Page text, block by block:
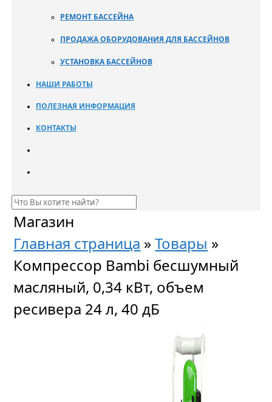
РЕМОНТ БАССЕЙНА
ПРОДАЖА ОБОРУДОВАНИЯ ДЛЯ БАССЕЙНОВ
УСТАНОВКА БАССЕЙНОВ
НАШИ РАБОТЫ
ПОЛЕЗНАЯ ИНФОРМАЦИЯ
КОНТАКТЫ
Магазин
Главная страница »Товары »
Компрессор Bambi бесшумный
масляный, 0,34 кВт, объем
ресивера 24 л, 40 дБ